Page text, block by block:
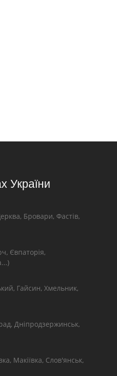
України
Бровари, Фастів,
Євпаторія,
Гайсин, Хмельник,
Дніпродзержинськ,
Макіївка, Слов'янськ,